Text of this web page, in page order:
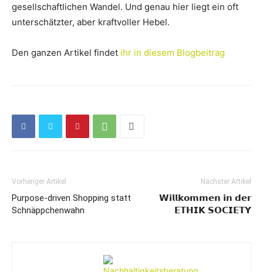
gesellschaftlichen Wandel. Und genau hier liegt ein oft
unterschätzter, aber kraftvoller Hebel.
Den ganzen Artikel findet ihr in diesem Blogbeitrag
Vorheriger Artikel
Purpose-driven Shopping statt
Schnäppchenwahn
Nächster Artikel
𝗪𝗶𝗹𝗹𝗸𝗼𝗺𝗺𝗲𝗻 𝗶𝗻 𝗱𝗲𝗿
𝗘𝗧𝗛𝗜𝗞 𝗦𝗢𝗖𝗜𝗘𝗧𝗬